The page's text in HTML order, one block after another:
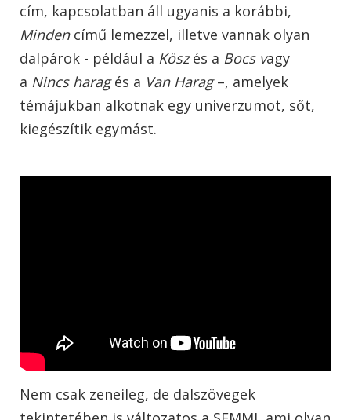
cím, kapcsolatban áll ugyanis a korábbi,
Mindencímű lemezzel, illetve vannak olyan
dalpárok - például a Köszés a Bocs vagy
a Nincs haragés a Van Harag–, amelyek
témájukban alkotnak egy univerzumot, sőt,
kiegészítik egymást.
Nem csak zeneileg, de dalszövegek